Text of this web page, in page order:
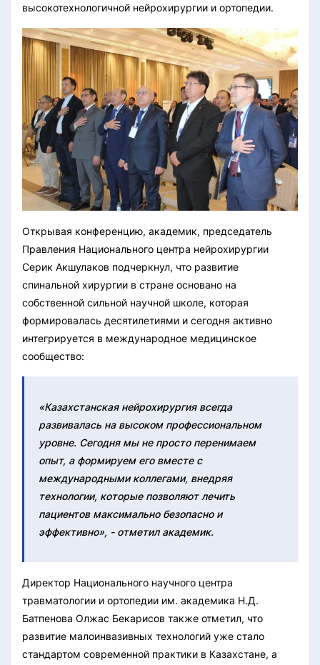
высокотехнологичной нейрохирургии и ортопедии.
Открывая конференцию, академик, председатель
Правления Национального центра нейрохирургии
Серик Акшулаков подчеркнул, что развитие
спинальной хирургии в стране основано на
собственной сильной научной школе, которая
формировалась десятилетиями и сегодня активно
интегрируется в международное медицинское
сообщество:
«Казахстанская нейрохирургия всегда
развивалась на высоком профессиональном
уровне. Сегодня мы не просто перенимаем
опыт, а формируем его вместе с
международными коллегами, внедряя
технологии, которые позволяют лечить
пациентов максимально безопасно и
эффективно», - отметил академик.
Директор Национального научного центра
травматологии и ортопедии им. академика Н.Д.
Батпенова Олжас Бекарисов также отметил, что
развитие малоинвазивных технологий уже стало
стандартом современной практики в Казахстане, а